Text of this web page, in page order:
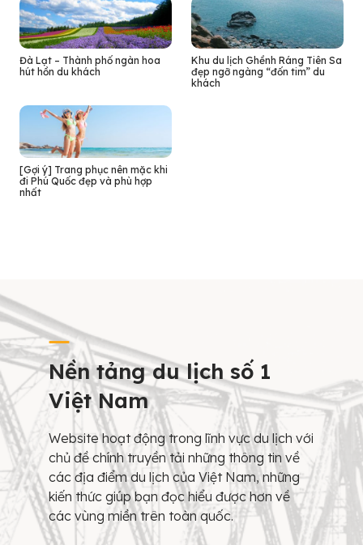
Đà Lạt – Thành phố ngàn hoa
hút hồn du khách
Khu du lịch Ghềnh Ráng Tiên Sa
đẹp ngỡ ngàng “đốn tim” du
khách
[Gợi ý] Trang phục nên mặc khi
đi Phú Quốc đẹp và phù hợp
nhất
Nền tảng du lịch số 1
Việt Nam
Website hoạt động trong lĩnh vực du lịch với
chủ đề chính truyền tải những thông tin về
các địa điểm du lịch của Việt Nam, những
kiến thức giúp bạn đọc hiểu được hơn về
các vùng miền trên toàn quốc.